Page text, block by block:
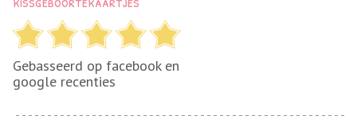
Gebasseerd op facebook en
google recenties